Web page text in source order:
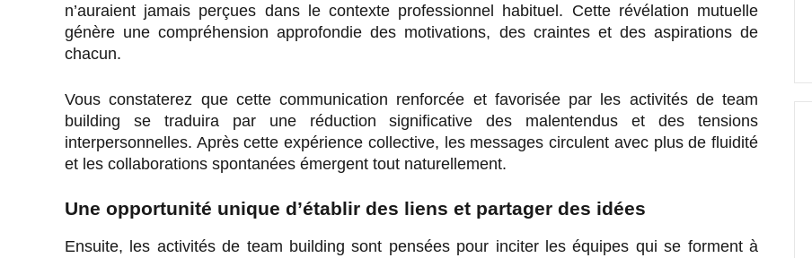
n’auraient jamais perçues dans le contexte professionnel habituel. Cette révélation mutuelle
génère une compréhension approfondie des motivations, des craintes et des aspirations de
chacun.
Vous constaterez que cette communication renforcée et favorisée par les activités de team
building se traduira par une réduction significative des malentendus et des tensions
interpersonnelles. Après cette expérience collective, les messages circulent avec plus de fluidité
et les collaborations spontanées émergent tout naturellement.
Une opportunité unique d’établir des liens et partager des idées
Ensuite, les activités de team building sont pensées pour inciter les équipes qui se forment à